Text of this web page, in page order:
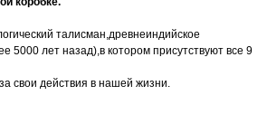
талисман,древнеиндийское
5000 лет назад),в котором присутствуют все 9
свои действия в нашей жизни.